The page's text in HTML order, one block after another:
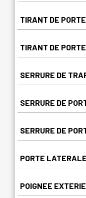
TIRANT DE
TIRANT DE
SERRURE DE
SERRURE DE
SERRURE DE
PORTE
POIGNEE